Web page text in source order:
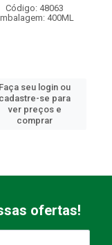
Código: 48063
400ML
Faça seu login ou
cadastre-se para
ver preços e
comprar
ofertas!